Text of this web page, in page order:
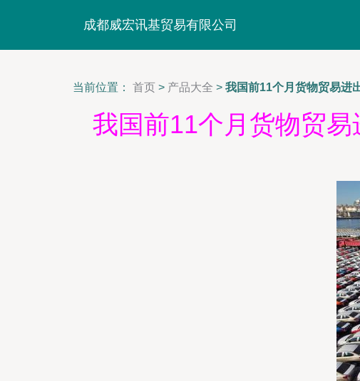
成都威宏讯基贸易有限公司
当前位置： 首页 > 产品大全 > 我国前11个月货物贸易进
我国前11个月货物贸